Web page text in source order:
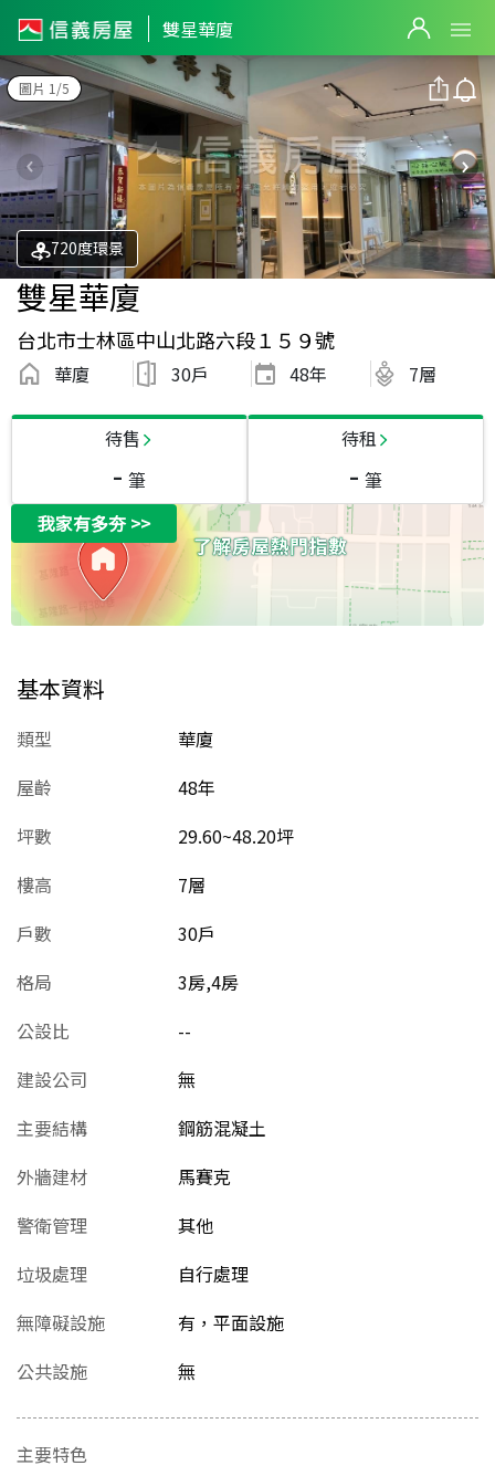
雙星華廈
圖片 1/5
720度環景
雙星華廈
台北市士林區中山北路六段１５９號
華廈 30戶 48年 7層
待售
- 筆
待租
- 筆
我家有多夯>>
基本資料
類型
華廈
屋齡
48年
坪數
29.60~48.20坪
樓高
7層
戶數
30戶
格局
3房,4房
公設比
--
建設公司
無
主要結構
鋼筋混凝土
外牆建材
馬賽克
警衛管理
其他
垃圾處理
自行處理
無障礙設施
有，平面設施
公共設施
無
主要特色